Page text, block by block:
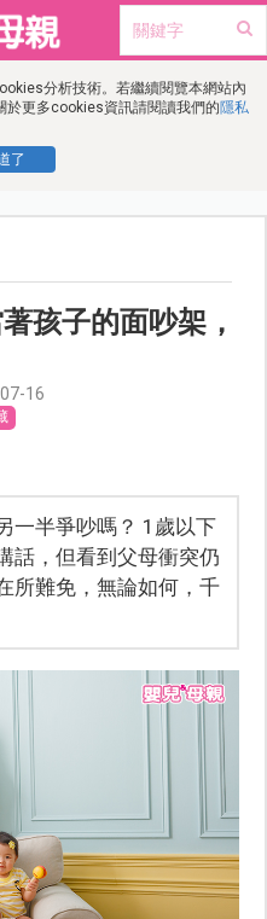
分析技術。若繼續閱覽本網站內
更多cookies資訊請閱讀我們的隱私
了
孩子的面吵架，
16
一半爭吵嗎？ 1歲以下
話，但看到父母衝突仍
所難免，無論如何，千